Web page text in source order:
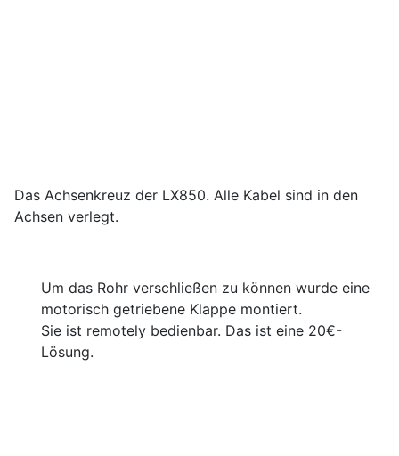
Das Achsenkreuz der LX850. Alle Kabel sind in den
Achsen verlegt.
Um das Rohr verschließen zu können wurde eine
motorisch getriebene Klappe montiert.
Sie ist remotely bedienbar. Das ist eine 20€-
Lösung.